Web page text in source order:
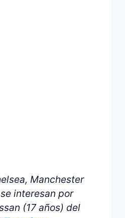
Manchester
interesan por
(17 años) del